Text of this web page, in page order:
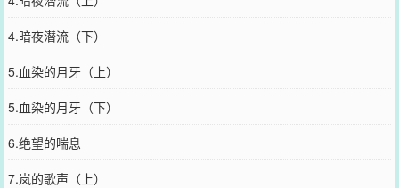
4.暗夜潜流（下）
5.血染的月牙（上）
5.血染的月牙（下）
6.绝望的喘息
7.岚的歌声（上）